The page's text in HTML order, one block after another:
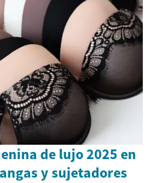
de lujo 2025 en
y sujetadores